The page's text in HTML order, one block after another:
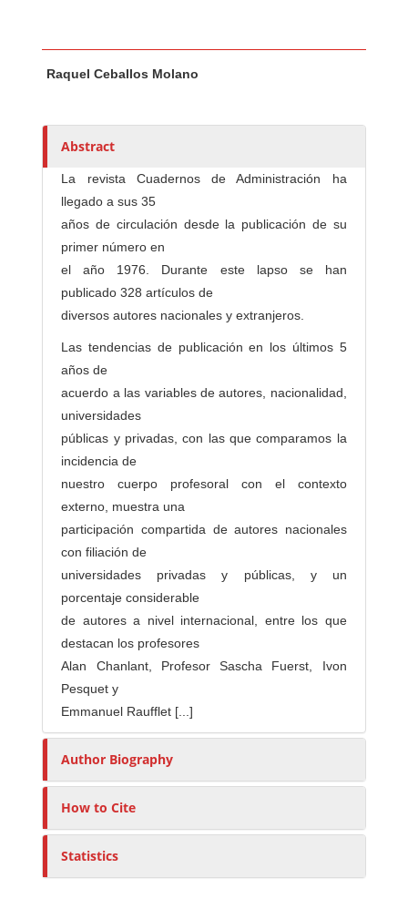
u
h
r
Raquel Ceballos Molano
Abstract
La revista Cuadernos de Administración ha
llegado a sus 35
años de circulación desde la publicación de su
primer número en
el año 1976. Durante este lapso se han
publicado 328 artículos de
diversos autores nacionales y extranjeros.
Las tendencias de publicación en los últimos 5
años de
acuerdo a las variables de autores, nacionalidad,
universidades
públicas y privadas, con las que comparamos la
incidencia de
nuestro cuerpo profesoral con el contexto
externo, muestra una
participación compartida de autores nacionales
con filiación de
universidades privadas y públicas, y un
porcentaje considerable
de autores a nivel internacional, entre los que
destacan los profesores
Alan Chanlant, Profesor Sascha Fuerst, Ivon
Pesquet y
Emmanuel Raufflet [...]
Author Biography
How to Cite
Statistics